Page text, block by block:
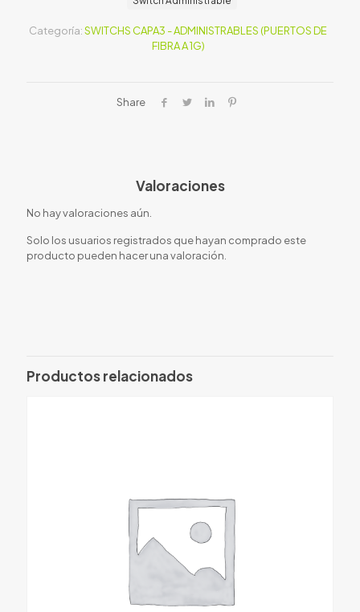
Categoría:SWITCHS CAPA3 - ADMINISTRABLES (PUERTOS DE
FIBRA A 1G)
Share
Valoraciones
No hay valoraciones aún.
Solo los usuarios registrados que hayan comprado este
producto pueden hacer una valoración.
Productos relacionados